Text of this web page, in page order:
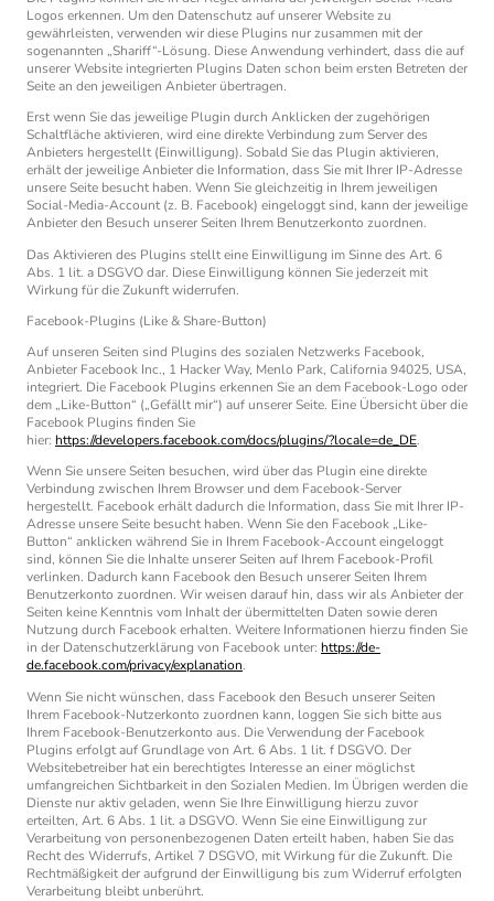
Logos erkennen. Um den Datenschutz auf unserer Website zu
gewährleisten, verwenden wir diese Plugins nur zusammen mit der
sogenannten „Shariff“-Lösung. Diese Anwendung verhindert, dass die auf
unserer Website integrierten Plugins Daten schon beim ersten Betreten der
Seite an den jeweiligen Anbieter übertragen.
Erst wenn Sie das jeweilige Plugin durch Anklicken der zugehörigen
Schaltfläche aktivieren, wird eine direkte Verbindung zum Server des
Anbieters hergestellt (Einwilligung). Sobald Sie das Plugin aktivieren,
erhält der jeweilige Anbieter die Information, dass Sie mit Ihrer IP-Adresse
unsere Seite besucht haben. Wenn Sie gleichzeitig in Ihrem jeweiligen
Social-Media-Account (z. B. Facebook) eingeloggt sind, kann der jeweilige
Anbieter den Besuch unserer Seiten Ihrem Benutzerkonto zuordnen.
Das Aktivieren des Plugins stellt eine Einwilligung im Sinne des Art. 6
Abs. 1 lit. a DSGVO dar. Diese Einwilligung können Sie jederzeit mit
Wirkung für die Zukunft widerrufen.
Facebook-Plugins (Like & Share-Button)
Auf unseren Seiten sind Plugins des sozialen Netzwerks Facebook,
Anbieter Facebook Inc., 1 Hacker Way, Menlo Park, California 94025, USA,
integriert. Die Facebook Plugins erkennen Sie an dem Facebook-Logo oder
dem „Like-Button“ („Gefällt mir“) auf unserer Seite. Eine Übersicht über die
Facebook Plugins finden Sie
hier: https://developers.facebook.com/docs/plugins/?locale=de_DE.
Wenn Sie unsere Seiten besuchen, wird über das Plugin eine direkte
Verbindung zwischen Ihrem Browser und dem Facebook-Server
hergestellt. Facebook erhält dadurch die Information, dass Sie mit Ihrer IP-
Adresse unsere Seite besucht haben. Wenn Sie den Facebook „Like-
Button“ anklicken während Sie in Ihrem Facebook-Account eingeloggt
sind, können Sie die Inhalte unserer Seiten auf Ihrem Facebook-Profil
verlinken. Dadurch kann Facebook den Besuch unserer Seiten Ihrem
Benutzerkonto zuordnen. Wir weisen darauf hin, dass wir als Anbieter der
Seiten keine Kenntnis vom Inhalt der übermittelten Daten sowie deren
Nutzung durch Facebook erhalten. Weitere Informationen hierzu finden Sie
in der Datenschutzerklärung von Facebook unter: https://de-
de.facebook.com/privacy/explanation.
Wenn Sie nicht wünschen, dass Facebook den Besuch unserer Seiten
Ihrem Facebook-Nutzerkonto zuordnen kann, loggen Sie sich bitte aus
Ihrem Facebook-Benutzerkonto aus. Die Verwendung der Facebook
Plugins erfolgt auf Grundlage von Art. 6 Abs. 1 lit. f DSGVO. Der
Websitebetreiber hat ein berechtigtes Interesse an einer möglichst
umfangreichen Sichtbarkeit in den Sozialen Medien. Im Übrigen werden die
Dienste nur aktiv geladen, wenn Sie Ihre Einwilligung hierzu zuvor
erteilten, Art. 6 Abs. 1 lit. a DSGVO. Wenn Sie eine Einwilligung zur
Verarbeitung von personenbezogenen Daten erteilt haben, haben Sie das
Recht des Widerrufs, Artikel 7 DSGVO, mit Wirkung für die Zukunft. Die
Rechtmäßigkeit der aufgrund der Einwilligung bis zum Widerruf erfolgten
Verarbeitung bleibt unberührt.